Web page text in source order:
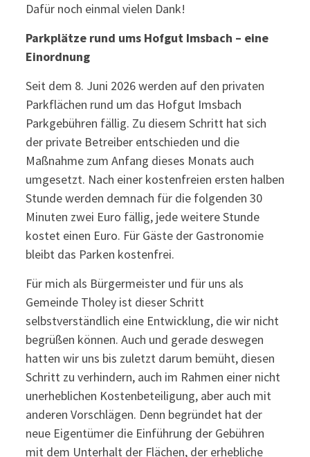
Dafür noch einmal vielen Dank!
Parkplätze rund ums Hofgut Imsbach – eine
Einordnung
Seit dem 8. Juni 2026 werden auf den privaten
Parkflächen rund um das Hofgut Imsbach
Parkgebühren fällig. Zu diesem Schritt hat sich
der private Betreiber entschieden und die
Maßnahme zum Anfang dieses Monats auch
umgesetzt. Nach einer kostenfreien ersten halben
Stunde werden demnach für die folgenden 30
Minuten zwei Euro fällig, jede weitere Stunde
kostet einen Euro. Für Gäste der Gastronomie
bleibt das Parken kostenfrei.
Für mich als Bürgermeister und für uns als
Gemeinde Tholey ist dieser Schritt
selbstverständlich eine Entwicklung, die wir nicht
begrüßen können. Auch und gerade deswegen
hatten wir uns bis zuletzt darum bemüht, diesen
Schritt zu verhindern, auch im Rahmen einer nicht
unerheblichen Kostenbeteiligung, aber auch mit
anderen Vorschlägen. Denn begründet hat der
neue Eigentümer die Einführung der Gebühren
mit dem Unterhalt der Flächen, der erhebliche